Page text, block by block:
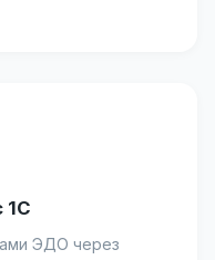
1С
ЭДО через